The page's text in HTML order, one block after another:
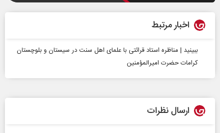
اخبار مرتبط
ببینید | مناظره استاد قرائتی با علمای اهل سنت در سیستان و بلوچستان
کرامات حضرت امیرالمؤمنین
ارسال نظرات